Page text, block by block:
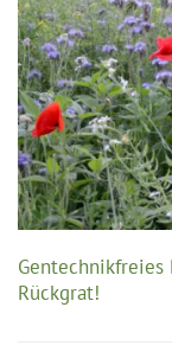
Gentechnikfreies
Rückgrat!